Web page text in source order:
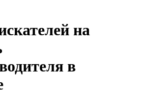
на
в